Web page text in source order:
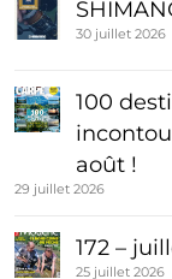
30 juillet 2026
100
août !
29 juillet 2026
172 –
25 juillet 2026